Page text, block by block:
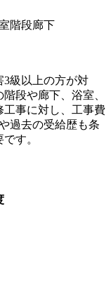
階段廊下
級以上の方が対
段や廊下、浴室、
工事に対し、工事費
過去の受給歴も条
す。